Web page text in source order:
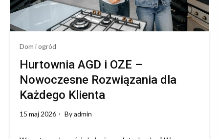
Dom i ogród
Hurtownia AGD i OZE –
Nowoczesne Rozwiązania dla
Każdego Klienta
15 maj 2026 Byadmin